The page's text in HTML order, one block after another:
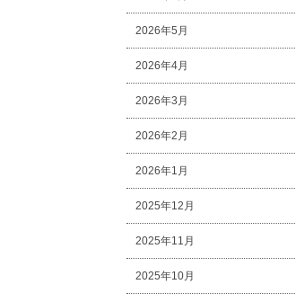
2026年5月
2026年4月
2026年3月
2026年2月
2026年1月
2025年12月
2025年11月
2025年10月